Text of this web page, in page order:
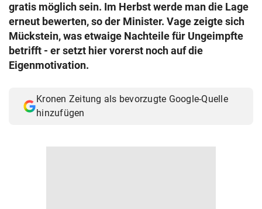
gratis möglich sein. Im Herbst werde man die Lage
erneut bewerten, so der Minister. Vage zeigte sich
Mückstein, was etwaige Nachteile für Ungeimpfte
betrifft - er setzt hier vorerst noch auf die
Eigenmotivation.
Kronen Zeitung als bevorzugte Google-Quelle
hinzufügen